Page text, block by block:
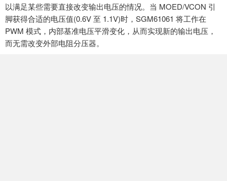
以满足某些需要直接改变输出电压的情况。当 MOED/VCON 引
脚获得合适的电压值(0.6V 至 1.1V)时，SGM61061 将工作在
PWM 模式，内部基准电压平滑变化，从而实现新的输出电压，
而无需改变外部电阻分压器。